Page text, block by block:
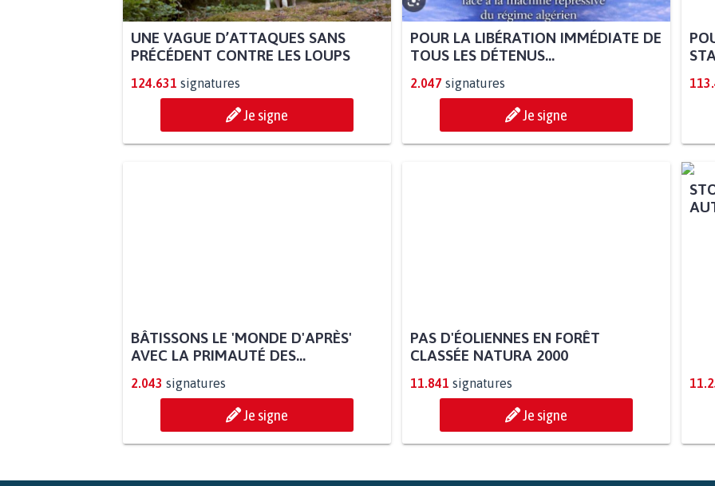
UNE VAGUE D’ATTAQUES SANS
PRÉCÉDENT CONTRE LES LOUPS
124.631 signatures
Je signe
POUR LA LIBÉRATION IMMÉDIATE DE
TOUS LES DÉTENUS...
2.047 signatures
Je signe
BÂTISSONS LE 'MONDE D'APRÈS'
AVEC LA PRIMAUTÉ DES...
2.043 signatures
Je signe
PAS D'ÉOLIENNES EN FORÊT
CLASSÉE NATURA 2000
11.841 signatures
Je signe